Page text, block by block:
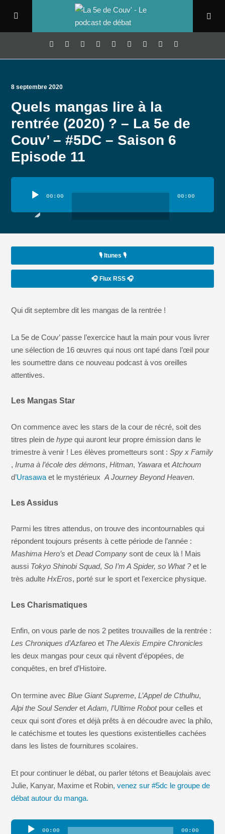
8 septembre 2020
Quels mangas lire à la
rentrée (2020) ? – La 5e de
Couv’ – #5DC – Saison 6
Episode 11
audio
00:00 00:00
🎙️ Itunes 🎙️
🎧 Flux RSS 🎧
Qui dit septembre dit les mangas de la rentrée !
La 5e de Couv’ passe l’exercice haut la main pour vous livrer
une sélection de 16 œuvres qui nous ont tapé dans l’œil pour
les soumettre dans ce nouveau podcast à vos oreilles
attentives.
Les Mangas Star
On commence avec les stars de la cour de récré, soit des
titres plein dehype qui auront leur propre émission dans le
trimestre à venir ! Les élèves prometteurs sont :Spy x Family
, Iruma à l’école des démons,Hitman, Yawara etAtchoum
d’Urasawa et le mystérieuxA Journey Beyond Heaven.
Les Assidus
Parmi les titres attendus, on trouve des incontournables qui
répondent toujours présents à cette période de l’année :
Mashima Hero’s etDead Company sont de ceux là ! Mais
aussi Tokyo Shinobi Squad,So I’m A Spider, so What ?et le
très adulteHxEros, porté sur le sport et l’exercice physique.
Les Charismatiques
Enfin, on vous parle de nos 2 petites trouvailles de la rentrée :
Les Chroniques d’Azfareo et The Alexis Empire Chronicles
les deux mangas pour ceux qui rêvent d’épopées, de
conquêtes, en bref d’Histoire.
On termine avecBlue Giant Supreme,L’Appel de Cthulhu,
Alpi the Soul SenderetAdam, l’Ultime Robotpour celles et
ceux qui sont d’ores et déjà prêts à en découdre avec la philo,
le catéchisme et toutes les questions existentielles cachées
dans les listes de fournitures scolaires.
Et pour continuer le débat, ou parler tétons et Beaujolais avec
Julie, Kanyar, Maxime et Robin, venez sur #5dc le groupe de
débat autour du manga.
Lecteur
00:00 00:00